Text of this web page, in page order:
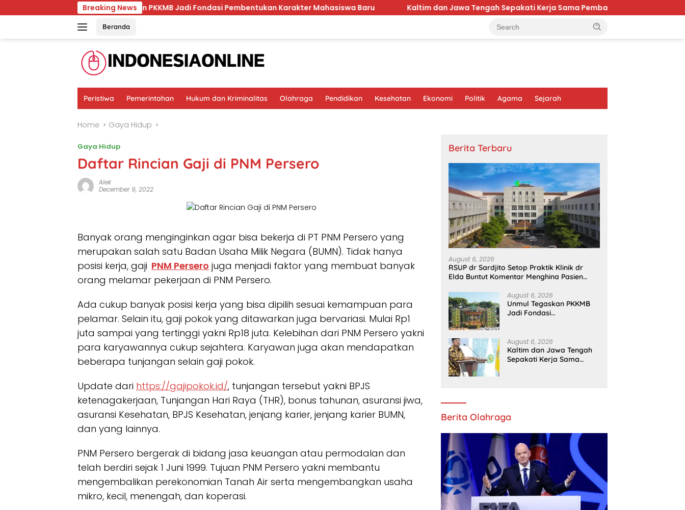
to
Breaking News
Unmul Tegaskan PKKMB Jadi Fondasi Pembentukan Karakter Mahasiswa Baru Kaltim dan Jawa Tengah Sepakati Kerja Sama Pembangunan dan Ekonomi Daerah
Beranda
Peristiwa Pemerintahan Hukum dan Kriminalitas Olahraga Pendidikan Kesehatan Ekonomi Politik Agama Sejarah
Home Gaya Hidup
Gaya Hidup
Daftar Rincian Gaji di PNM Persero
Alek
December 9, 2022
Banyak orang menginginkan agar bisa bekerja di PT PNM Persero yang
merupakan salah satu Badan Usaha Milik Negara (BUMN). Tidak hanya
posisi kerja, gaji PNM Persero juga menjadi faktor yang membuat banyak
orang melamar pekerjaan di PNM Persero.
Ada cukup banyak posisi kerja yang bisa dipilih sesuai kemampuan para
pelamar. Selain itu, gaji pokokyang ditawarkan juga bervariasi. Mulai Rp1
juta sampai yang tertinggi yakni Rp18 juta. Kelebihan dari PNM Persero yakni
para karyawannya cukup sejahtera. Karyawan juga akan mendapatkan
beberapa tunjangan selain gaji pokok.
Update dari https://gajipokok.id/, tunjangan tersebut yakni BPJS
ketenagakerjaan, Tunjangan Hari Raya (THR), bonus tahunan, asuransi jiwa,
asuransi Kesehatan, BPJS Kesehatan, jenjang karier, jenjang karier BUMN,
dan yang lainnya.
PNM Persero bergerak di bidang jasa keuangan atau permodalan dan
telah berdiri sejak 1 Juni 1999. Tujuan PNM Persero yakni membantu
mengembalikan perekonomian Tanah Air serta mengembangkan usaha
mikro, kecil, menengah, dan koperasi.
Berita Terbaru
August 6, 2026
RSUP dr Sardjito Setop Praktik Klinik dr
Elda Buntut Komentar Menghina Pasien
August 6, 2026
Unmul Tegaskan PKKMB
Jadi Fondasi
August 6, 2026
Kaltim dan Jawa Tengah
Sepakati Kerja Sama
Berita Olahraga